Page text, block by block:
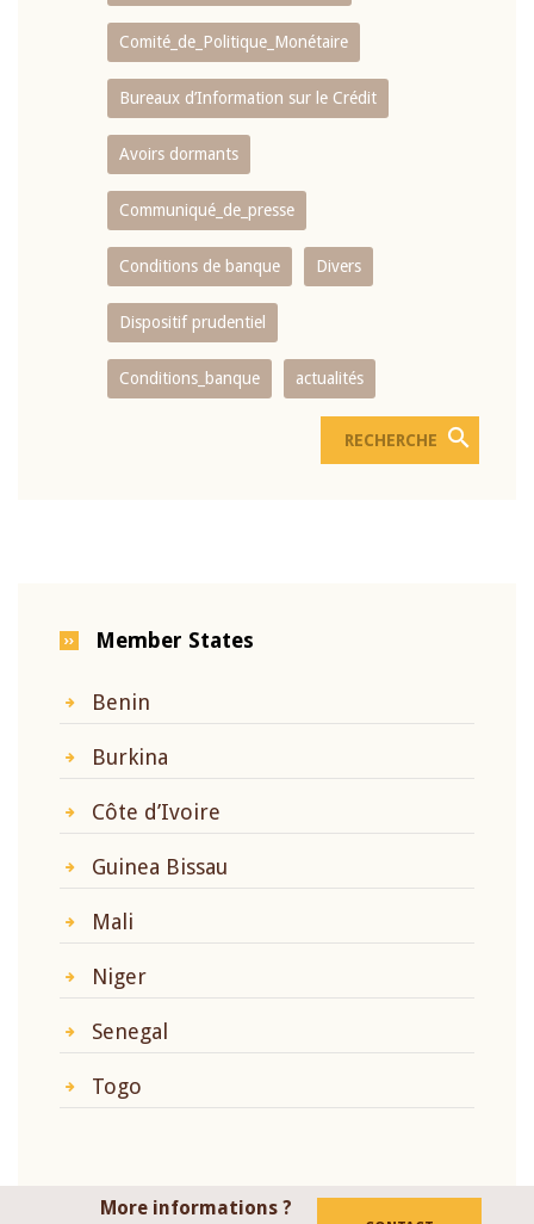
Comité_de_Politique_Monétaire
Bureaux d’Information sur le Crédit
Avoirs dormants
Communiqué_de_presse
Conditions de banque Divers
Dispositif prudentiel
Conditions_banque actualités
Member States
Benin
Burkina
Côte d’Ivoire
Guinea Bissau
Mali
Niger
Senegal
Togo
More informations ?